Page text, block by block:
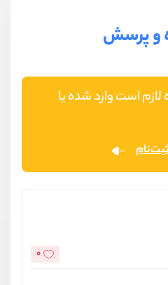
و پرسش
لازم است وارد شده یا
0